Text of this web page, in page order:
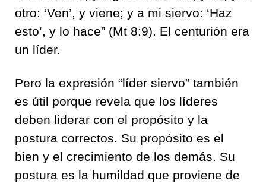
otro: ‘Ven’, y viene; y a mi siervo: ‘Haz
esto’, y lo hace” (Mt 8:9). El centurión era
un líder.
Pero la expresión “líder siervo” también
es útil porque revela que los líderes
deben liderar con el propósito y la
postura correctos. Su propósito es el
bien y el crecimiento de los demás. Su
postura es la humildad que proviene de